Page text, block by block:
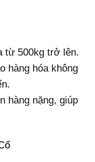
từ 500kg trở lên.
hàng hóa không
hàng nặng, giúp